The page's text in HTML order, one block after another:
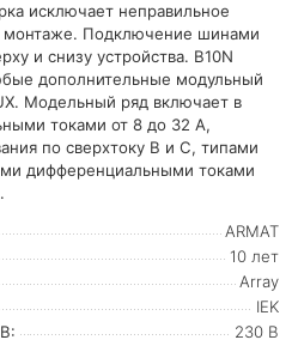
исключает неправильное
Подключение шинами
и снизу устройства. B10N
дополнительные модульный
Модельный ряд включает в
токами от 8 до 32 А,
по сверхтоку B и C, типами
дифференциальными токами
ARMAT
10 лет
Array
IEK
230 В